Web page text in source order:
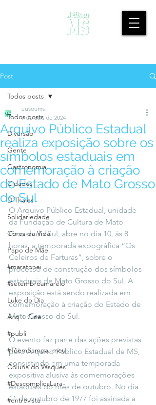
Post
Todos posts
Diversão
Gente
Gastronomia
Cidades
D'Thales
Solidariedade
Cores da Vida
Papo de Mãe
#maratonei
#setembroamarelo
Luke do Dia
Arq + Cine
#publi
#TôemSampa, meu!
Coluna do Vasques
#DescomplicaLara
#entrevista
Todos posts
Arquivo Público Estadual
realiza exposição sobre os
símbolos estaduais em
comemoração à criação
do Estado de Mato Grosso
do Sul
eusoums
9 de out. de 2024
O Arquivo Público Estadual, unidade
da Fundação de Cultura de Mato
Grosso do Sul, abre no dia 10, às 8
horas, a temporada expográfica “Os
Celeiros de Farturas”, sobre o
processo de construção dos símbolos
estaduais de Mato Grosso do Sul. A
exposição está sendo realizada em
comemoração à criação do Estado de
Mato Grosso do Sul.
O evento faz parte das ações previstas
pelo Arquivo Público Estadual de MS,
consistindo em uma temporada
expositiva alusiva às comemorações
estaduais do mês de outubro. No dia
11 de outubro de 1977 foi assinada a